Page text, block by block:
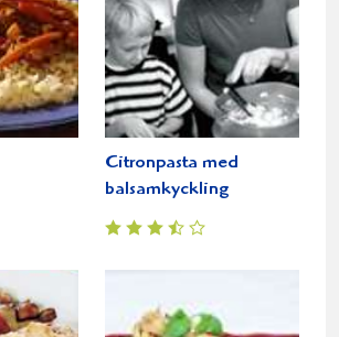
Citronpasta med
balsamkyckling